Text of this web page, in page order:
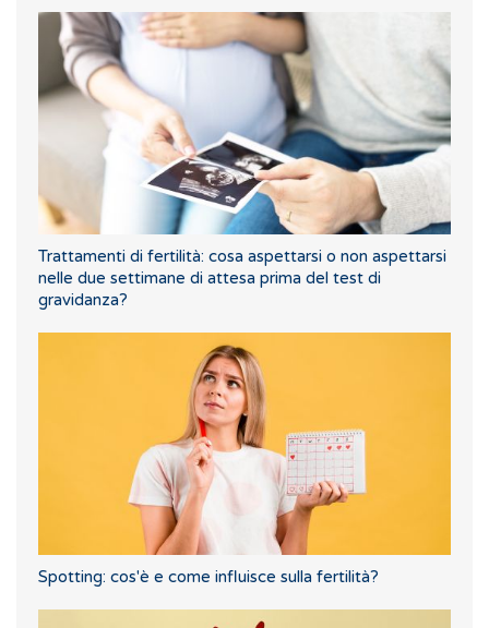
Trattamenti di fertilità: cosa aspettarsi o non aspettarsi
nelle due settimane di attesa prima del test di
gravidanza?
Spotting: cos'è e come influisce sulla fertilità?